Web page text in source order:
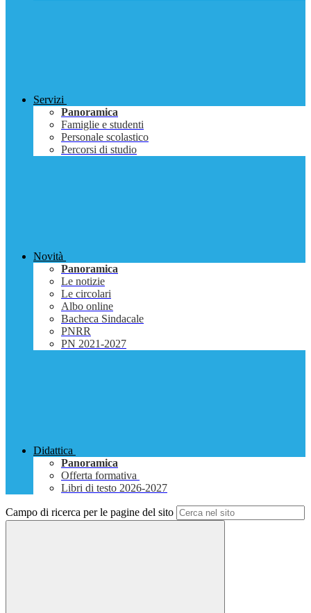
Servizi
Panoramica
Famiglie e studenti
Personale scolastico
Percorsi di studio
Novità
Panoramica
Le notizie
Le circolari
Albo online
Bacheca Sindacale
PNRR
PN 2021-2027
Didattica
Panoramica
Offerta formativa
Libri di testo 2026-2027
Campo di ricerca per le pagine del sito